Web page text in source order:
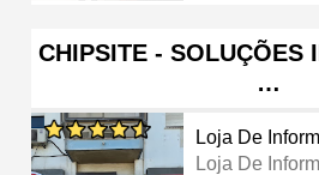
CHIPSITE - SOLUÇÕES
…
Loja De
Loja De